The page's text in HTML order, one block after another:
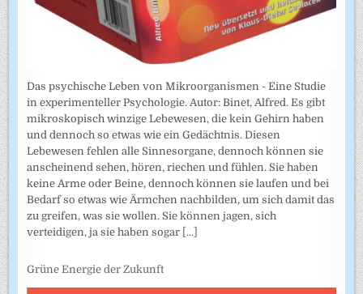
Das psychische Leben von Mikroorganismen - Eine Studie
in experimenteller Psychologie. Autor: Binet, Alfred. Es gibt
mikroskopisch winzige Lebewesen, die kein Gehirn haben
und dennoch so etwas wie ein Gedächtnis. Diesen
Lebewesen fehlen alle Sinnesorgane, dennoch können sie
anscheinend sehen, hören, riechen und fühlen. Sie haben
keine Arme oder Beine, dennoch können sie laufen und bei
Bedarf so etwas wie Ärmchen nachbilden, um sich damit das
zu greifen, was sie wollen. Sie können jagen, sich
verteidigen, ja sie haben sogar [...]
Grüne Energie der Zukunft